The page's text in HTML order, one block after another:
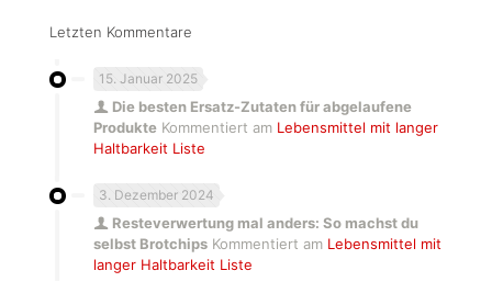
Letzten Kommentare
15. Januar 2025
Die besten Ersatz-Zutaten für abgelaufene
Produkte Kommentiert am Lebensmittel mit langer
Haltbarkeit Liste
3. Dezember 2024
Resteverwertung mal anders: So machst du
selbst Brotchips Kommentiert am Lebensmittel mit
langer Haltbarkeit Liste